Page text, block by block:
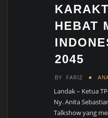
HEBAT
2045
BY FARIZ
Landak – Ketua
Ny. Anita
Talkshow yang